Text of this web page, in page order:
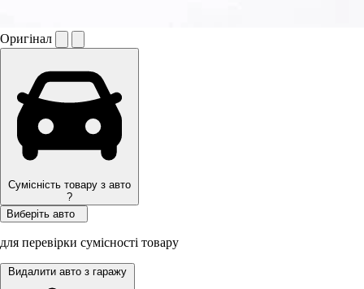
Оригінал
Сумісність товару з авто
?
Виберіть авто
для перевірки сумісності товару
Видалити авто з гаражу